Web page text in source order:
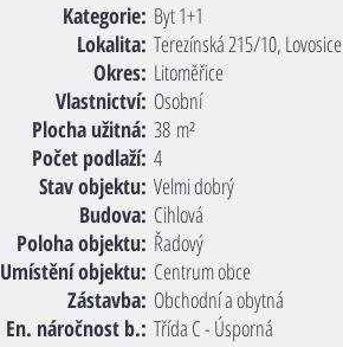
Kategorie:
Lokalita:
Okres:
Vlastnictví:
Plocha užitná:
Počet podlaží:
Stav objektu:
Budova:
Poloha objektu:
Umístění objektu:
Zástavba:
En. náročnost b.:
Byt 1+1
Terezínská 215/10, Lovosice
Litoměřice
Osobní
38 m²
4
Velmi dobrý
Cihlová
Řadový
Centrum obce
Obchodní a obytná
Třída C - Úsporná